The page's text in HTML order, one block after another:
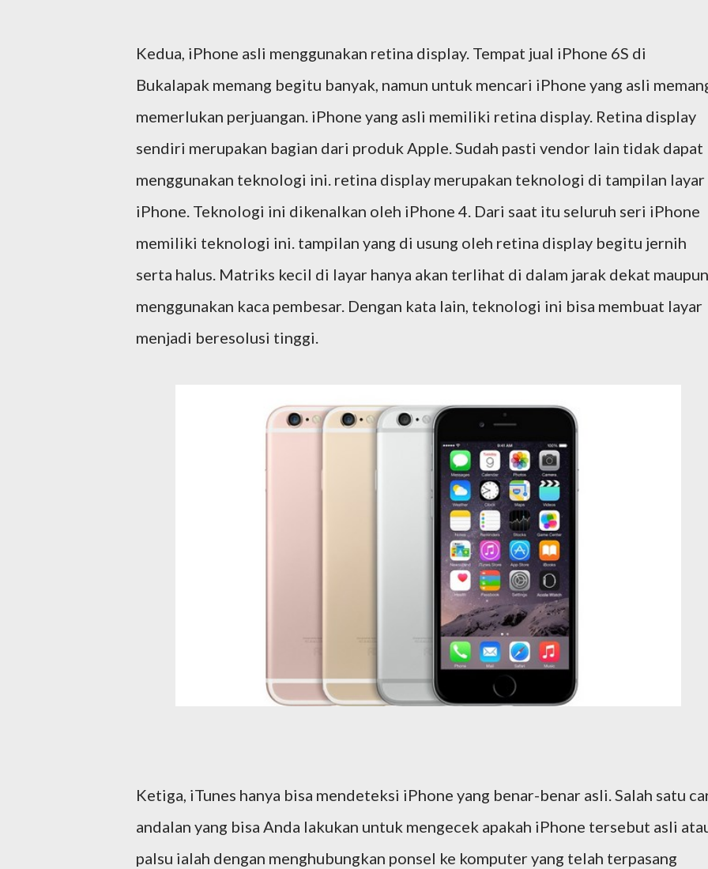
Kedua, iPhone asli menggunakan retina display. Tempat jual iPhone 6S di
Bukalapak memang begitu banyak, namun untuk mencari iPhone yang asli
memerlukan perjuangan. iPhone yang asli memiliki retina display. Retina display
sendiri merupakan bagian dari produk Apple. Sudah pasti vendor lain tidak dapat
menggunakan teknologi ini. retina display merupakan teknologi di tampilan layar
iPhone. Teknologi ini dikenalkan oleh iPhone 4. Dari saat itu seluruh seri iPhone
memiliki teknologi ini. tampilan yang di usung oleh retina display begitu jernih
serta halus. Matriks kecil di layar hanya akan terlihat di dalam jarak dekat maupun
menggunakan kaca pembesar. Dengan kata lain, teknologi ini bisa membuat layar
menjadi beresolusi tinggi.
Ketiga, iTunes hanya bisa mendeteksi iPhone yang benar-benar asli. Salah satu
andalan yang bisa Anda lakukan untuk mengecek apakah iPhone tersebut asli
palsu ialah dengan menghubungkan ponsel ke komputer yang telah terpasang